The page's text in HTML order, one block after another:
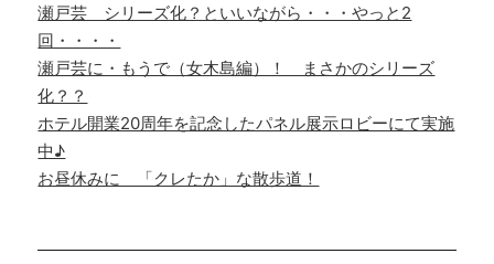
瀬戸芸 シリーズ化？といいながら・・・やっと2
回・・・・
瀬戸芸に・もうで（女木島編）！ まさかのシリーズ
化？？
ホテル開業20周年を記念したパネル展示ロビーにて実施
中♪
お昼休みに 「クレたか」な散歩道！